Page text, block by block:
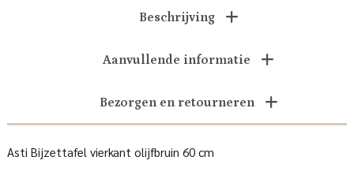
Beschrijving
Aanvullende informatie
Bezorgen en retourneren
Asti Bijzettafel vierkant olijfbruin 60 cm